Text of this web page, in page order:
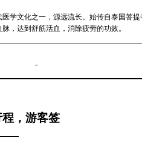
学文化之一，源远流长。始传自泰国菩
，达到舒筋活血，消除疲劳的功效。
，游客签